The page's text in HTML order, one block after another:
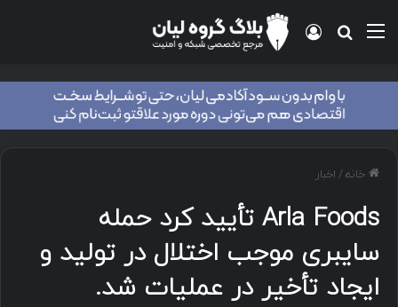
منو جستجو برای
ورود
خانه/ اخبار
Arla Foods تأیید کرد حمله
سایبری موجب اختلال در تولید و
ایجاد تأخیر در عملیات شد.